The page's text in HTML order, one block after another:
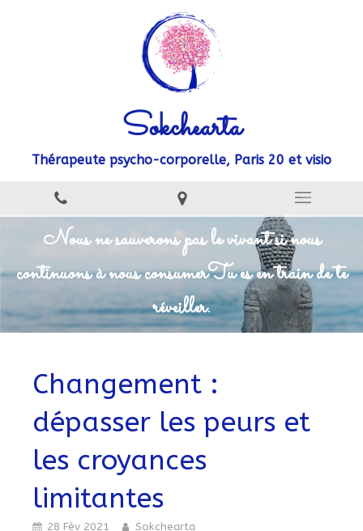
Sokchearta
Thérapeute psycho-corporelle, Paris 20 et visio
Nous ne sauverons pas le vivant si nous
continuons à nous consumerTu es en train de te
réveiller.
Changement :
dépasser les peurs et
les croyances
limitantes
28 Fév 2021
Sokchearta